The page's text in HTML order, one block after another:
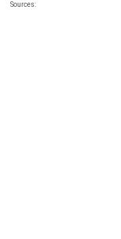
Sources: